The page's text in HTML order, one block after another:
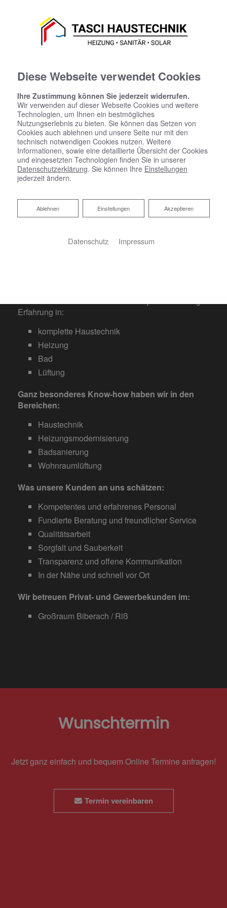
Hallo, wir sind Ihr Experte rund
um Haustechnik in Biberach
Erfahrung in:
komplette Haustechnik
Heizung
Bad
Lüftung
Ganz besonderes Know-how haben wir in den
Bereichen:
Haustechnik
Heizungsmodernisierung
Badsanierung
Wohnraumlüftung
Was unsere Kunden an uns schätzen:
Kompetentes und erfahrenes Personal
Fundierte Beratung und freundlicher Service
Qualitätsarbeit
Sorgfalt und Sauberkeit
Transparenz und offene Kommunikation
In der Nähe und schnell vor Ort
Wir betreuen Privat- und Gewerbekunden im:
Großraum Biberach / Riß
Wunschtermin
Jetzt ganz einfach und bequem Online Termine anfragen!
Termin vereinbaren
Diese Webseite verwendet Cookies
Ihre Zustimmung können Sie jederzeit widerrufen.
Wir verwenden auf dieser Webseite Cookies und weitere
Technologien, um Ihnen ein bestmögliches
Nutzungserlebnis zu bieten. Sie können das Setzen von
Cookies auch ablehnen und unsere Seite nur mit den
technisch notwendigen Cookies nutzen. Weitere
Informationen, sowie eine detaillierte Übersicht der Cookies
und eingesetzten Technologien finden Sie in unserer
Datenschutzerklärung. Sie können Ihre Einstellungen
jederzeit ändern.
Akzeptieren
Einstellungen
Ablehnen
Ablehnen
Datenschutz Impressum